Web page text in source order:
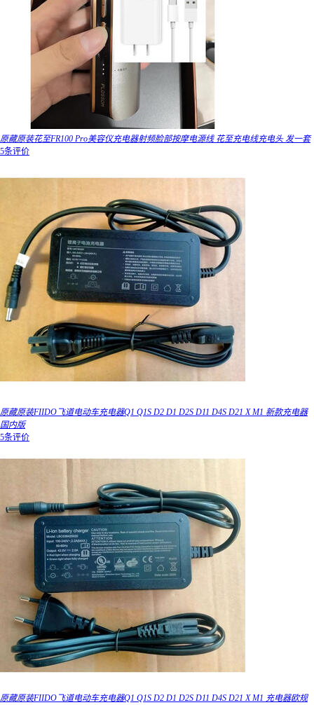
原藏原装花至FR100 Pro美容仪充电器射频脸部按摩电源线 花至充电线充电头 发一套
5条评价
原藏原装FIIDO飞道电动车充电器Q1 Q1S D2 D1 D2S D11 D4S D21 X M1 新款充电器
国内版
5条评价
原藏原装FIIDO飞道电动车充电器Q1 Q1S D2 D1 D2S D11 D4S D21 X M1 充电器欧规